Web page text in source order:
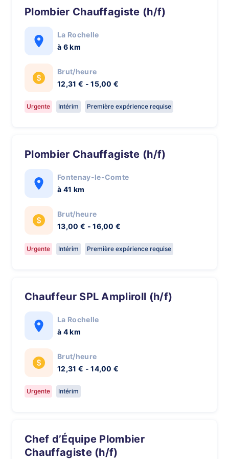
Plombier Chauffagiste (h/f)
La Rochelle
à 6 km
Brut/heure
12,31 € - 15,00 €
Urgente Intérim Première expérience requise
Plombier Chauffagiste (h/f)
Fontenay-le-Comte
à 41 km
Brut/heure
13,00 € - 16,00 €
Urgente Intérim Première expérience requise
Chauffeur SPL Ampliroll (h/f)
La Rochelle
à 4 km
Brut/heure
12,31 € - 14,00 €
Urgente Intérim
Chef d’Équipe Plombier
Chauffagiste (h/f)